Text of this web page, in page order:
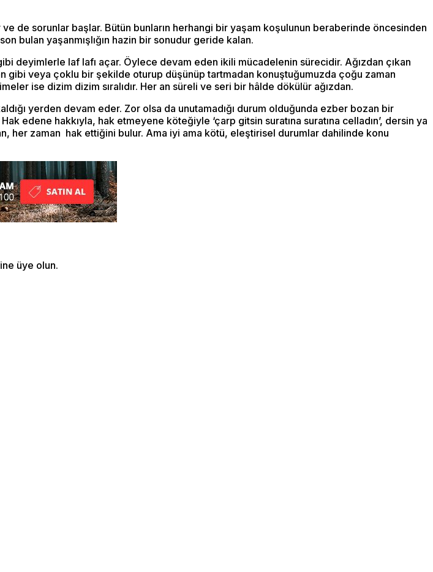
ve de sorunlar başlar. Bütün bunların herhangi bir yaşam koşulunun beraberinde öncesinden
bulan yaşanmışlığın hazin bir sonudur geride kalan.
deyimlerle laf lafı açar. Öylece devam eden ikili mücadelenin sürecidir. Ağızdan çıkan
gibi veya çoklu bir şekilde oturup düşünüp tartmadan konuştuğumuzda çoğu zaman
ise dizim dizim sıralıdır. Her an süreli ve seri bir hâlde dökülür ağızdan.
yerden devam eder. Zor olsa da unutamadığı durum olduğunda ezber bozan bir
edene hakkıyla, hak etmeyene köteğiyle ‘çarp gitsin suratına suratına celladın’, dersin ya
her zaman hak ettiğini bulur. Ama iyi ama kötü, eleştirisel durumlar dahilinde konu
üye olun.